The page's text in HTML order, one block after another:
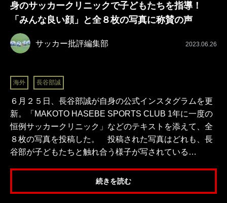
身のサッカークリニックで子どもたちを指導！
「みんな良い顔」と全８枚の写真に称賛の声
サッカー批評編集部 2023.06.26
海外 長谷部誠
６月２５日、長谷部誠が自身の公式インスタグラムを更
新。「MAKOTO HASEBE SPORTS CLUB 1年に一度の
恒例サッカークリニック」などのテキストを添えて、全
８枚の写真を投稿した。 投稿された写真はどれも、長
谷部が子どもたちと触れ合う様子が写されている…
続きを読む